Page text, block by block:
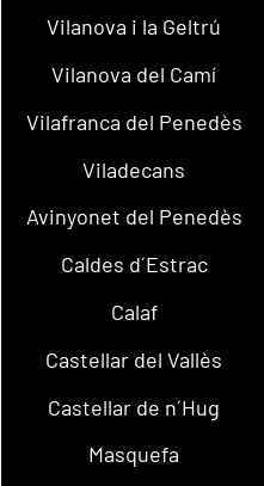
Vilanova i la Geltrú
Vilanova del Camí
Vilafranca del Penedès
Viladecans
Avinyonet del Penedès
Caldes d´Estrac
Calaf
Castellar del Vallès
Castellar de n´Hug
Masquefa